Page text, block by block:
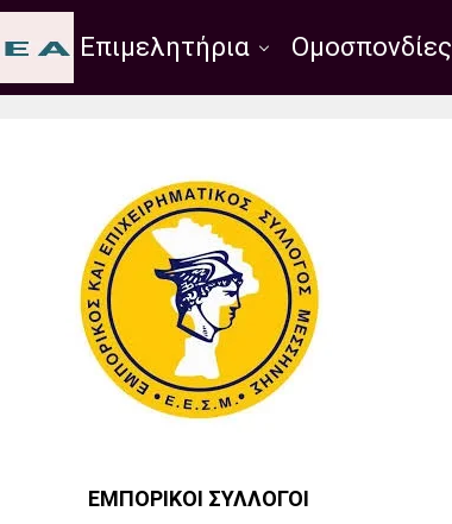
Επιμελητήρια Ομοσπονδίες
ΕΜΠΟΡΙΚΟΊ ΣΎΛΛΟΓΟΙ